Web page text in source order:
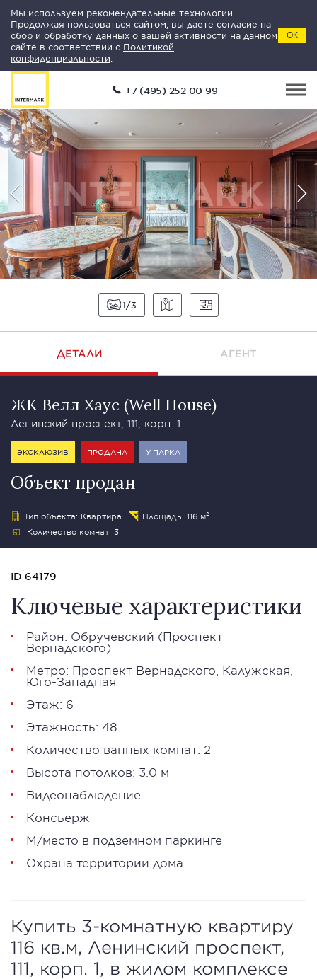
Мы используем рекомендательные технологии.
Продолжая пользоваться сайтом, вы даете согласие на
сбор и обработку данных о вашей активности на данном
сайте в соответствии с Политикой
конфиденциальности
ОК
+7 (495) 252 00 99
1 3
ДЕТАЛИ АГЕНТ
ЖК Велл Хаус (Well House)
Ленинский проспект, 111, корп. 1
ЭКСКЛЮЗИВ ПРОДАНА У ПАРКА
Объект продан
Тип объекта: Квартира
Площадь: 116 м²
Количество комнат: 3
ID 64179
Ключевые характеристики
Район: Обручевский (Проспект
Вернадского)
Метро: Проспект Вернадского Калужская
Юго-Западная
Этаж: 6
Этажность: 48
Количество ванных комнат: 2
Высота потолков: 3.0 м
Видеонаблюдение
Консьерж
М/место в подземном паркинге
Охрана территории дома
Купить 3-комнатную квартиру
116 кв.м, Ленинский проспект,
111, корп. 1, в жилом комплексе